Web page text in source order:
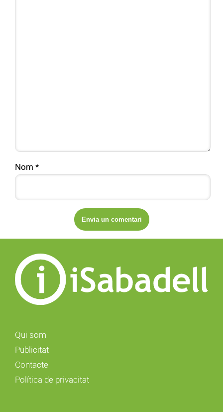
Nom *
Qui som
Publicitat
Contacte
Política de privacitat